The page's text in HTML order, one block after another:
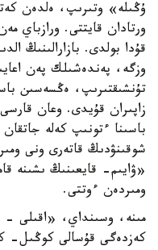
ۇڭىلە» وتىرىپ، ەلدەن
ورتادان قايتتى. ورازباي
قۇدا بولدى. بازارالىنىڭ
وزگە، پەندەشىلك پەن
تۇنشىقتىرىپ، ەڭسەسىن
زاپىران قۇيدى. وعان
باسىنا ءتونىپ كەلە
شوقىنۋدىڭ قاتەرى ونى
«ۋايىم- قايعىنىڭ ىشىنە
ومىردەن ءوتتى.
مىنە، وسىنداي، «اقىلى
كەزدەگى قۇسالى كوڭىل-